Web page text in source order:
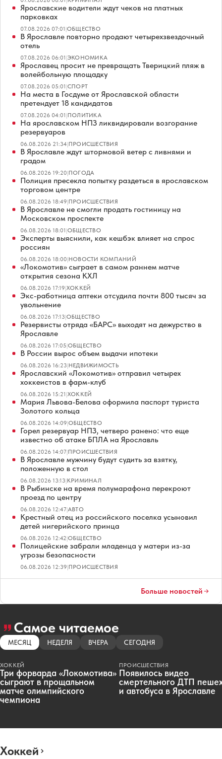
Ярославские водители ждут чеков на платных
парковках
07.08.2026 07:01|ОБЩЕСТВО
В Ярославле повторно продают четырехзвездочный
отель
07.08.2026 06:01|ЭКОНОМИКА
Ярославец просит не превращать Тверицкий пляж в
волейбольную площадку
07.08.2026 05:01|СПОРТ
На места в Госдуме от Ярославской области
претендует 18 кандидатов
07.08.2026 04:01|ПОЛИТИКА
На ярославском НПЗ ликвидировали возгорание
резервуаров
06.08.2026 21:34|ПРОИСШЕСТВИЯ
В Ярославле ждут штормовой ветер с ливнями и
градом
06.08.2026 19:20|ПОГОДА
Полиция пресекла попытку раздеться в ярославском
торговом центре
06.08.2026 18:49|ПРОИСШЕСТВИЯ
В Ярославле не смогли продать гостиницу на
Московском проспекте
06.08.2026 18:01|ОБЩЕСТВО
Эксперты выяснили, как кешбэк влияет на спрос
россиян
06.08.2026 18:00|НОВОСТИ КОМПАНИЙ
«Локомотив» сыграет в самом раннем матче
открытия сезона КХЛ
06.08.2026 17:19|ХОККЕЙ
Экс-работница аптеки отсудила почти 800 тысяч за
увольнение
06.08.2026 17:13|ОБЩЕСТВО
Резервисты отряда «БАРС» выходят на дежурство в
Ярославле
06.08.2026 17:05|ОБЩЕСТВО
В России вырос объем выдачи ипотеки
06.08.2026 16:23|НЕДВИЖИМОСТЬ
Ярославский «Локомотив» отправил четырех
хоккеистов в фарм-клуб
06.08.2026 15:21|ХОККЕЙ
Мария Львова-Белова оформила паспорт туриста
Золотого кольца
06.08.2026 14:09|ОБЩЕСТВО
Горел резервуар НПЗ, четверо ранено: что еще
известно об атаке БПЛА на Ярославль
06.08.2026 14:07|ПРОИСШЕСТВИЯ
В Ярославле мужчину будут судить за взятку,
положенную в стол
06.08.2026 13:13|КРИМИНАЛ
В Рыбинске на время полумарафона перекроют
проезд по центру
06.08.2026 12:47|АВТО
Крестный отец из российского поселка усыновил
детей нигерийского принца
06.08.2026 12:42|ОБЩЕСТВО
Полицейские забрали младенца у матери из-за
угрозы безопасности
06.08.2026 12:39|ПРОИСШЕСТВИЯ
Больше новостей
Самое читаемое
МЕСЯЦ НЕДЕЛЯ ВЧЕРА СЕГОДНЯ
ХОККЕЙ
Три форварда «Локомотива»
сыграют в прощальном
матче олимпийского
чемпиона
ПРОИСШЕСТВИЯ
Появилось видео
смертельного ДТП
и автобуса в Ярославле
Хоккей